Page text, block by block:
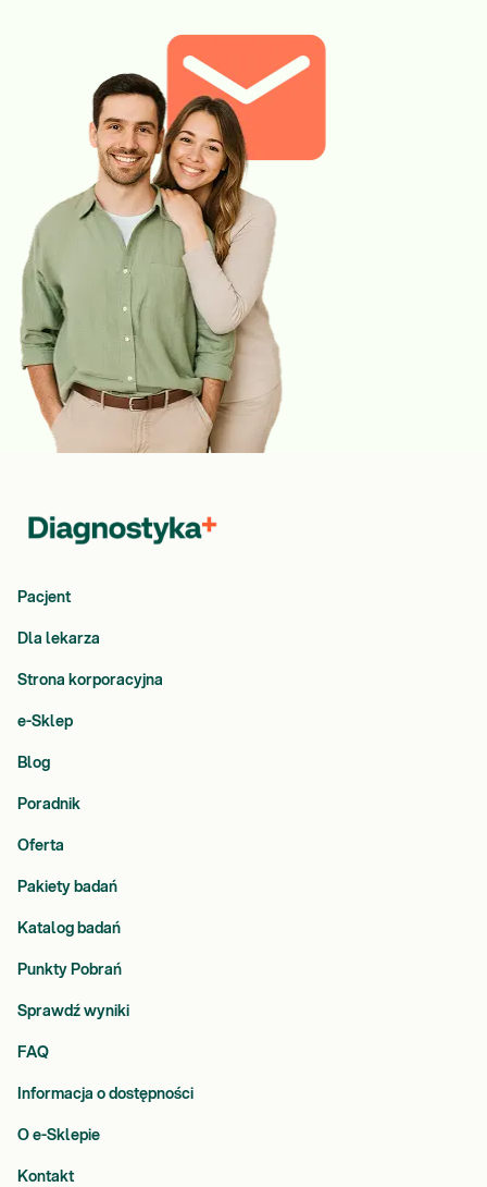
Pacjent
Dla lekarza
Strona korporacyjna
e-Sklep
Blog
Poradnik
Oferta
Pakiety badań
Katalog badań
Punkty Pobrań
Sprawdź wyniki
FAQ
Informacja o dostępności
O e-Sklepie
Kontakt